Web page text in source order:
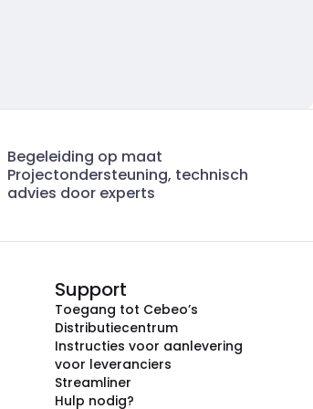
Begeleiding op maat
Projectondersteuning, technisch
advies door experts
Support
Toegang tot Cebeo’s
Distributiecentrum
Instructies voor aanlevering
voor leveranciers
Streamliner
Hulp nodig?